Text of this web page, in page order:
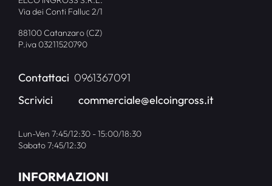
Via dei Conti Falluc 2/1
88100 Catanzaro (CZ)
P.iva 03211520790
Contattaci 0961367091
Scrivici
commerciale@elcoingross.it
Lun-Ven 7:45/12:30 - 15:00/18:30
Sabato 7:45/12:30
INFORMAZIONI